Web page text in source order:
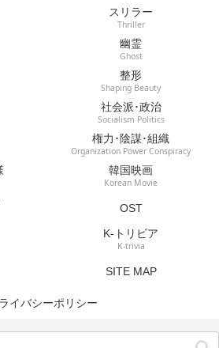
スリラー
Thriller
幽霊
Ghost
整形
Shaping Beauty
社会派･政治
Socialism Politics
権力･陰謀･組織
Organization Power Conspiracy
韓国映画
Korean Movie
OST
K-トリビア
K-trivia
SITE MAP
イバシーポリシー